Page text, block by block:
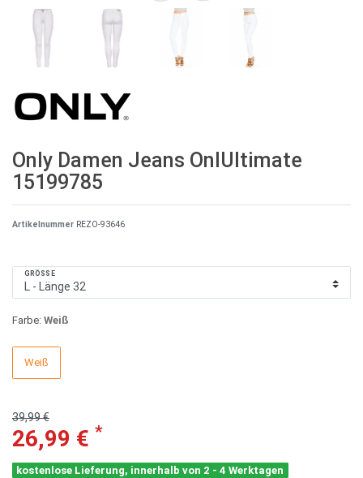
Only Damen Jeans OnlUltimate
15199785
Artikelnummer REZO-93646
GRÖSSE
Farbe: Weiß
Weiß
39,99 €
26,99 € *
kostenlose Lieferung, innerhalb von 2 - 4 Werktagen